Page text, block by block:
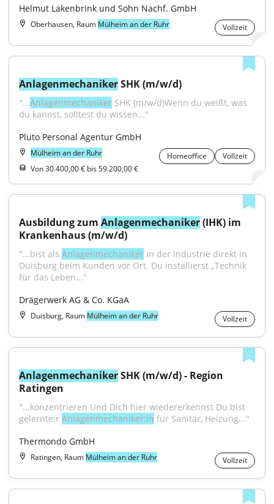
Helmut Lakenbrink und Sohn Nachf. GmbH
Oberhausen, Raum Mülheim an der Ruhr Vollzeit
Anlagenmechaniker SHK (m/w/d)
"...Anlagenmechaniker SHK (m/w/d)Wenn du weißt, was
du kannst, solltest du wissen..."
Pluto Personal Agentur GmbH
Mülheim an der Ruhr Homeoffice
Vollzeit
Von 30.400,00 € bis 59.200,00 €
Ausbildung zum Anlagenmechaniker (IHK) im
Krankenhaus (m/w/d)
"...bist als Anlagenmechaniker in der Industrie direkt in
Duisburg beim Kunden vor Ort. Du installierst „Technik
für das Leben..."
Drägerwerk AG & Co. KGaA
Duisburg, Raum Mülheim an der Ruhr Vollzeit
Anlagenmechaniker SHK (m/w/d) - Region
Ratingen
"...konzentrieren Und Dich hier wiedererkennst Du bist
gelernte:r Anlagenmechaniker:in für Sanitär, Heizung..."
Thermondo GmbH
Ratingen, Raum Mülheim an der Ruhr Vollzeit